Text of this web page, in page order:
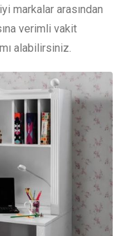
markalar arasından
verimli vakit
alabilirsiniz.